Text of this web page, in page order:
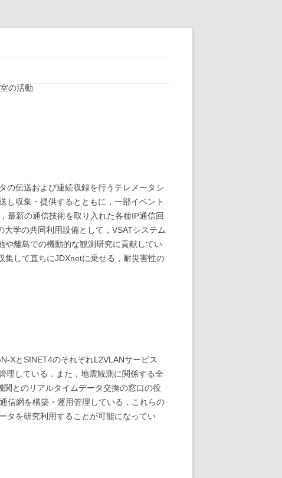
の活動
の伝送および連続収録を行うテレメータシ
し収集・提供するとともに，一部イベント
最新の通信技術を取り入れた各種IP通信回
学の共同利用設備として，VSATシステム
や離島での機動的な観測研究に貢献してい
集して直ちにJDXnetに乗せる，耐災害性の
XとSINET4のそれぞれL2VLANサービス
理している．また，地震観測に関係する全
とのリアルタイムデータ交換の窓口の役
信網を構築・運用管理している．これらの
タを研究利用することが可能になってい